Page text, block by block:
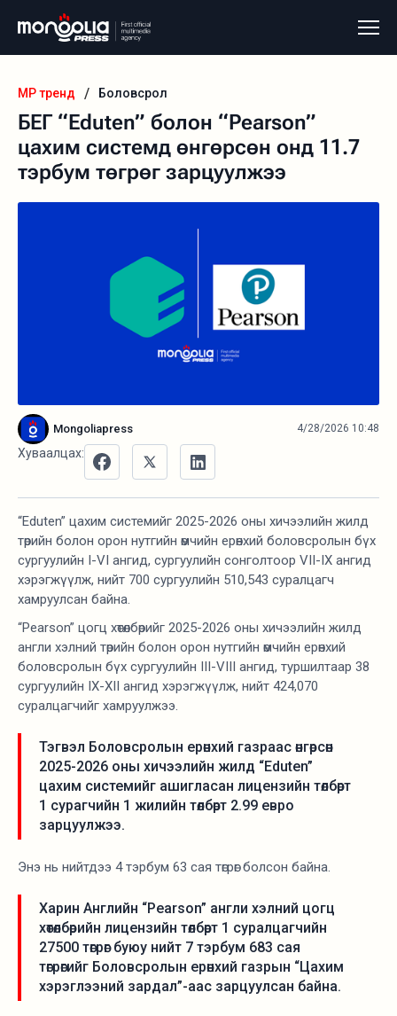
MP тренд / Боловсрол
БЕГ “Eduten” болон “Pearson”
цахим системд өнгөрсөн онд 11.7
тэрбум төгрөг зарцуулжээ
Mongoliapress 4/28/2026 10:48
Хуваалцах:
“Eduten” цахим системийг 2025-2026 оны хичээлийн жилд
төрийн болон орон нутгийн өмчийн ерөнхий боловсролын бүх
сургуулийн I-VI ангид, сургуулийн сонголтоор VII-IX ангид
хэрэгжүүлж, нийт 700 сургуулийн 510,543 суралцагч
хамруулсан байна.
“Pearson” цогц хөтөлбөрийг 2025-2026 оны хичээлийн жилд
англи хэлний төрийн болон орон нутгийн өмчийн ерөнхий
боловсролын бүх сургуулийн III-VIII ангид, туршилтаар 38
сургуулийн IX-XII ангид хэрэгжүүлж, нийт 424,070
суралцагчийг хамруулжээ.
Тэгвэл Боловсролын ерөнхий газраас өнгөрсөн
2025-2026 оны хичээлийн жилд “Eduten”
цахим системийг ашигласан лицензийн төлбөрт
1 сурагчийн 1 жилийн төлбөрт 2.99 евро
зарцуулжээ.
Энэ нь нийтдээ 4 тэрбум 63 сая төгрөг болсон байна.
Харин Английн “Pearson” англи хэлний цогц
хөтөлбөрийн лицензийн төлбөрт 1 суралцагчийн
27500 төгрөг буюу нийт 7 тэрбум 683 сая
төгрөгийг Боловсролын ерөнхий газрын “Цахим
хэрэглээний зардал”-аас зарцуулсан байна.